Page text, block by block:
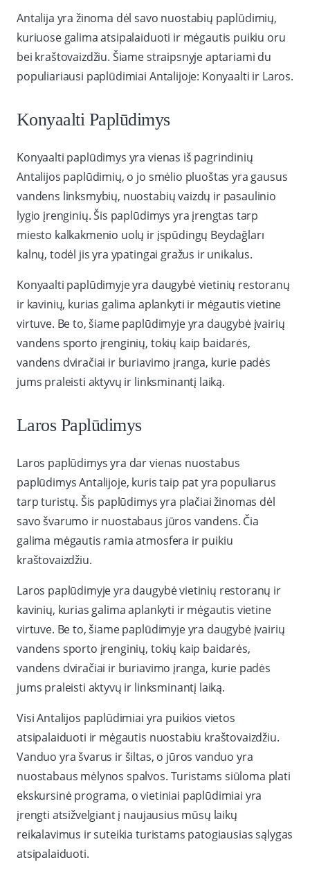
Antalija yra žinoma dėl savo nuostabių paplūdimių,
kuriuose galima atsipalaiduoti ir mėgautis puikiu oru
bei kraštovaizdžiu. Šiame straipsnyje aptariami du
populiariausi paplūdimiai Antalijoje: Konyaalti ir Laros.
Konyaalti Paplūdimys
Konyaalti paplūdimys yra vienas iš pagrindinių
Antalijos paplūdimių, o jo smėlio pluoštas yra gausus
vandens linksmybių, nuostabių vaizdų ir pasaulinio
lygio įrenginių. Šis paplūdimys yra įrengtas tarp
miesto kalkakmenio uolų ir įspūdingų Beydağları
kalnų, todėl jis yra ypatingai gražus ir unikalus.
Konyaalti paplūdimyje yra daugybė vietinių restoranų
ir kavinių, kurias galima aplankyti ir mėgautis vietine
virtuve. Be to, šiame paplūdimyje yra daugybė įvairių
vandens sporto įrenginių, tokių kaip baidarės,
vandens dviračiai ir buriavimo įranga, kurie padės
jums praleisti aktyvų ir linksminantį laiką.
Laros Paplūdimys
Laros paplūdimys yra dar vienas nuostabus
paplūdimys Antalijoje, kuris taip pat yra populiarus
tarp turistų. Šis paplūdimys yra plačiai žinomas dėl
savo švarumo ir nuostabaus jūros vandens. Čia
galima mėgautis ramia atmosfera ir puikiu
kraštovaizdžiu.
Laros paplūdimyje yra daugybė vietinių restoranų ir
kavinių, kurias galima aplankyti ir mėgautis vietine
virtuve. Be to, šiame paplūdimyje yra daugybė įvairių
vandens sporto įrenginių, tokių kaip baidarės,
vandens dviračiai ir buriavimo įranga, kurie padės
jums praleisti aktyvų ir linksminantį laiką.
Visi Antalijos paplūdimiai yra puikios vietos
atsipalaiduoti ir mėgautis nuostabiu kraštovaizdžiu.
Vanduo yra švarus ir šiltas, o jūros vanduo yra
nuostabaus mėlynos spalvos. Turistams siūloma plati
ekskursinė programa, o vietiniai paplūdimiai yra
įrengti atsižvelgiant į naujausius mūsų laikų
reikalavimus ir suteikia turistams patogiausias sąlygas
atsipalaiduoti.